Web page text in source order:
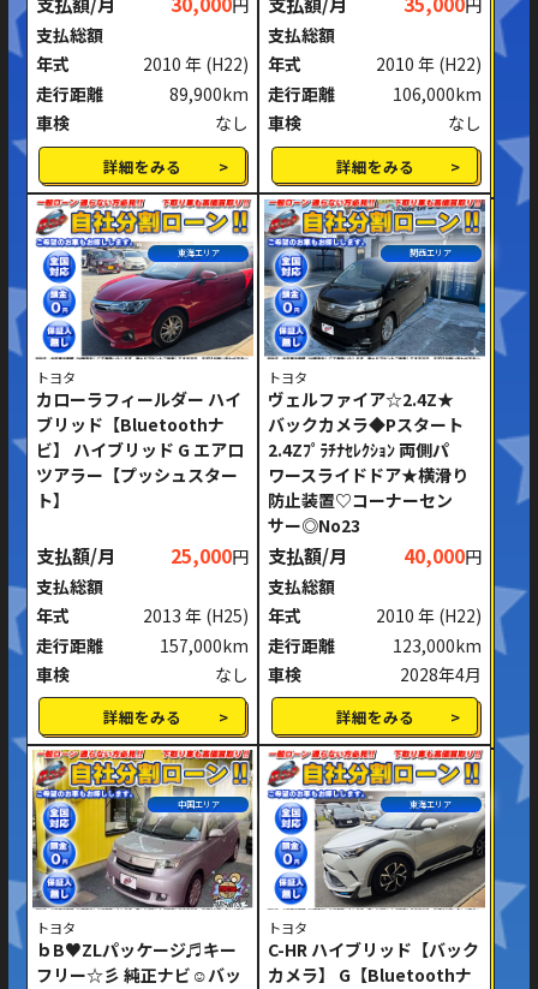
円
支払総額
年式
2010 年 (H22)
走行距離
89,900km
車検
なし
詳細をみる
円
支払総額
年式
2010 年 (H22)
走行距離
106,000km
車検
なし
詳細をみる
東海エリア
トヨタ
カローラフィールダー ハイ
ブリッド【Bluetoothナ
ビ】 ハイブリッド G エアロ
ツアラー【プッシュスター
ト】
支払額/月 25,000円
支払総額
年式
2013 年 (H25)
走行距離
157,000km
車検
なし
詳細をみる
関西エリア
トヨタ
ヴェルファイア☆2.4Z★
バックカメラ◆Pスタート
2.4Zﾌﾟﾗﾁﾅｾﾚｸｼｮﾝ 両側パ
ワースライドドア★横滑り
防止装置♡コーナーセン
サー◎No23
支払額/月 40,000円
支払総額
年式
2010 年 (H22)
走行距離
123,000km
車検
2028年4月
詳細をみる
中国エリア
トヨタ
ｂB♥ZLパッケージ♬キー
フリー☆彡 純正ナビ☺バッ
東海エリア
トヨタ
C-HR ハイブリッド【バック
カメラ】 G【Bluetoothナ